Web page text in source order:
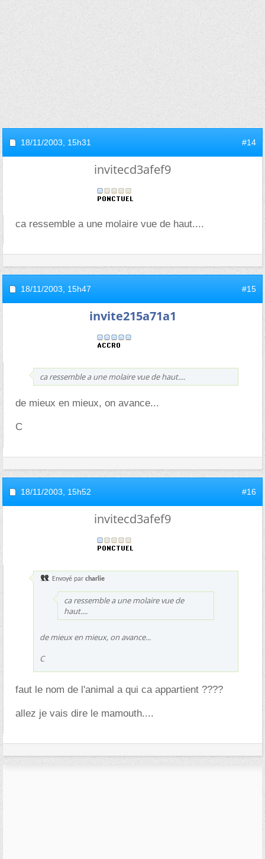
18/11/2003, 15h31 #14
invitecd3afef9
ca ressemble a une molaire vue de haut....
18/11/2003, 15h47 #15
invite215a71a1
ca ressemble a une molaire vue de haut....
de mieux en mieux, on avance...
C
18/11/2003, 15h52 #16
invitecd3afef9
Envoyé par charlie
ca ressemble a une molaire vue de
haut....
de mieux en mieux, on avance...
C
faut le nom de l'animal a qui ca appartient ????
allez je vais dire le mamouth....